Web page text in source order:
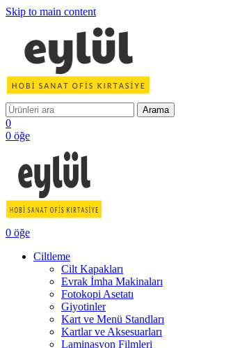
Skip to main content
Arama
0
0 öğe
0 öğe
Ciltleme
Cilt Kapakları
Evrak İmha Makinaları
Fotokopi Asetatı
Giyotinler
Kart ve Menü Standları
Kartlar ve Aksesuarları
Laminasyon Filmleri